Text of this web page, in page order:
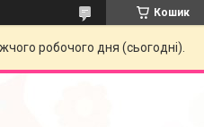
Кошик
робочого дня (сьогодні).